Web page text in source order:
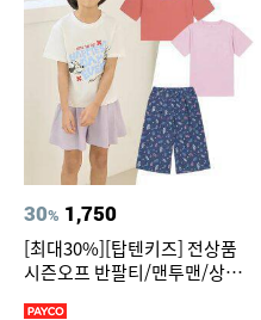
30% 1,750
[최대30%][탑텐키즈] 전상품
시즌오프 반팔티/맨투맨/상하